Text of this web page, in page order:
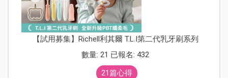
【試用募集】Richell利其爾 T.L.I第二代乳牙刷系列
數量: 21 已報名: 432
21篇心得